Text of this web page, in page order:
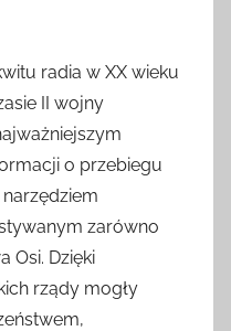
radia w XX wieku
II wojny
o przebiegu
zarówno
Osi. Dzięki
rządy mogły